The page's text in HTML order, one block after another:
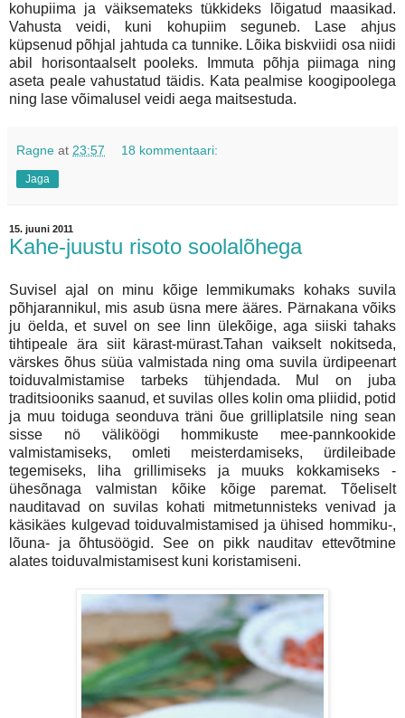
kohupiima ja väiksemateks tükkideks lõigatud maasikad.
Vahusta veidi, kuni kohupiim seguneb. Lase ahjus
küpsenud põhjal jahtuda ca tunnike. Lõika biskviidi osa niidi
abil horisontaalselt pooleks. Immuta põhja piimaga ning
aseta peale vahustatud täidis. Kata pealmise koogipoolega
ning lase võimalusel veidi aega maitsestuda.
Ragne at 23:57 18 kommentaari:
Jaga
15. juuni 2011
Kahe-juustu risoto soolalõhega
Suvisel ajal on minu kõige lemmikumaks kohaks suvila
põhjarannikul, mis asub üsna mere ääres. Pärnakana võiks
ju öelda, et suvel on see linn ülekõige, aga siiski tahaks
tihtipeale ära siit kärast-mürast.Tahan vaikselt nokitseda,
värskes õhus süüa valmistada ning oma suvila ürdipeenart
toiduvalmistamise tarbeks tühjendada. Mul on juba
traditsiooniks saanud, et suvilas olles kolin oma pliidid, potid
ja muu toiduga seonduva träni õue grilliplatsile ning sean
sisse nö väliköögi hommikuste mee-pannkookide
valmistamiseks, omleti meisterdamiseks, ürdileibade
tegemiseks, liha grillimiseks ja muuks kokkamiseks -
ühesõnaga valmistan kõike kõige paremat. Tõeliselt
nauditavad on suvilas kohati mitmetunnisteks venivad ja
käsikäes kulgevad toiduvalmistamised ja ühised hommiku-,
lõuna- ja õhtusöögid. See on pikk nauditav ettevõtmine
alates toiduvalmistamisest kuni koristamiseni.